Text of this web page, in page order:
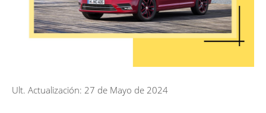
Ult. Actualización: 27 de Mayo de 2024